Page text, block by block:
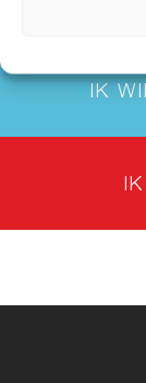
IK